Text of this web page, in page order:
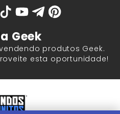
Geek
produtos Geek.
esta oportunidade!